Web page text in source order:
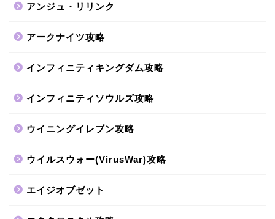
アンジュ・リリンク
アークナイツ攻略
インフィニティキングダム攻略
インフィニティソウルズ攻略
ウイニングイレブン攻略
ウイルスウォー(VirusWar)攻略
エイジオブゼット